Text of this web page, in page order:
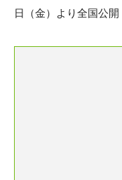
日（金）より全国公開